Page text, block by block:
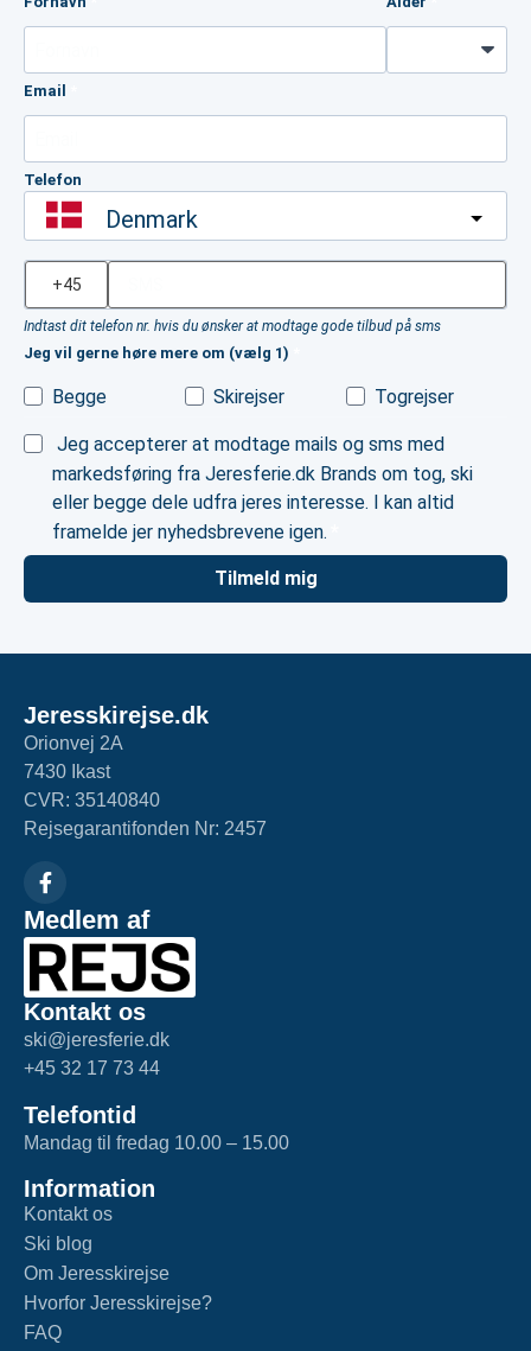
Email
Telefon
Denmark
Indtast dit telefon nr. hvis du ønsker at modtage gode tilbud på sms
Jeg vil gerne høre mere om (vælg 1)
Begge Skirejser Togrejser
Jeg accepterer at modtage mails og sms med
markedsføring fra Jeresferie.dk Brands om tog, ski
eller begge dele udfra jeres interesse. I kan altid
framelde jer nyhedsbrevene igen.
Tilmeld mig
Jeresskirejse.dk
Orionvej 2A
7430 Ikast
CVR: 35140840
Rejsegarantifonden Nr: 2457
Medlem af
Kontakt os
ski@jeresferie.dk
+45 32 17 73 44
Telefontid
Mandag til fredag 10.00 – 15.00
Information
Kontakt os
Ski blog
Om Jeresskirejse
Hvorfor Jeresskirejse?
FAQ